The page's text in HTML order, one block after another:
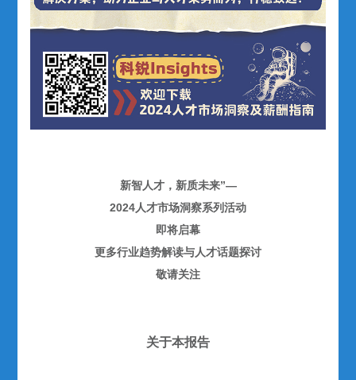
新智人才，新质未来”—
2024人才市场洞察系列活动
即将启幕
更多行业趋势解读与人才话题探讨
敬请关注
关于本报告